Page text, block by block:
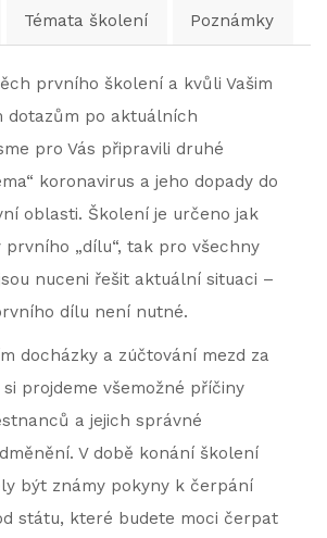
Témata školení Poznámky
prvního školení a kvůli Vašim
dotazům po aktuálních
pro Vás připravili druhé
koronavirus a jeho dopady do
oblasti. Školení je určeno jak
„dílu“, tak pro všechny
nuceni řešit aktuální situaci –
dílu není nutné.
docházky a zúčtování mezd za
projdeme všemožné příčiny
a jejich správné
V době konání školení
být známy pokyny k čerpání
státu, které budete moci čerpat